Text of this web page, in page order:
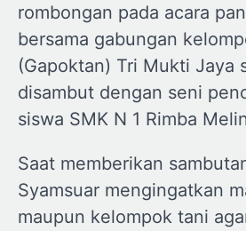
rombongan pada acara
bersama gabungan
(Gapoktan) Tri Mukti Jaya
disambut dengan seni
siswa SMK N 1 Rimba
Saat memberikan
Syamsuar mengingatkan
maupun kelompok tani